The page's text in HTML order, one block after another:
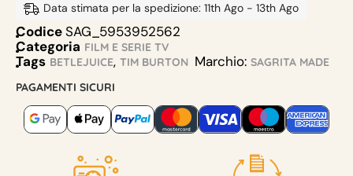
Data stimata per la spedizione: 11th Ago - 13th Ago
CodiceSAG_5953952562
Categoria FILM E SERIE TV
Tags BETLEJUICE, TIM BURTON Marchio: SAGRITA MADE
PAGAMENTI SICURI